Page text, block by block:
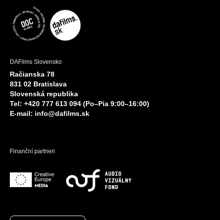
DAFilms Slovensko
Račianska 78
831 02 Bratislava
Slovenská republika
Tel: +420 777 613 094 (Po–Pia 9:00–16:00)
E-mail: info@dafilms.sk
Finanční partneri